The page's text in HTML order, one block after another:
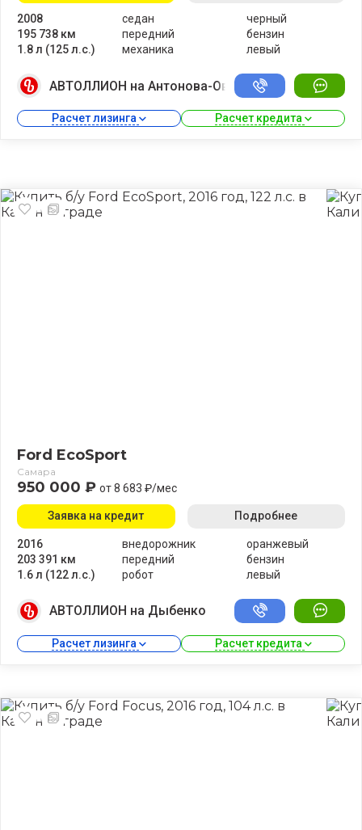
2008
195 738 км
1.8 л (125 л.с.)
седан
передний
механика
черный
бензин
левый
АВТОЛЛИОН на Антонова-Овсеенко
Расчет лизинга Расчет кредита
Ford EcoSport
Самара
950 000 ₽ от 8 683 ₽/мес
2016
203 391 км
1.6 л (122 л.с.)
внедорожник
передний
робот
оранжевый
бензин
левый
Заявка на кредит Подробнее
АВТОЛЛИОН на Дыбенко
Расчет лизинга Расчет кредита